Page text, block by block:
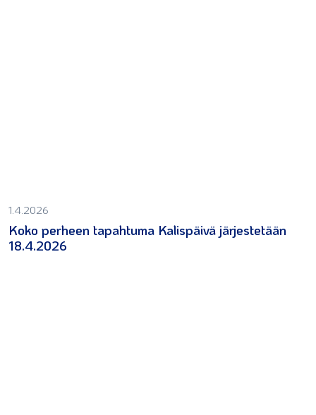
1.4.2026
Koko perheen tapahtuma Kalispäivä järjestetään
18.4.2026